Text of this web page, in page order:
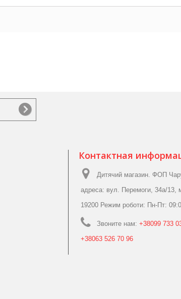
Контактная
Дитячий магазин. ФОП
адреса: вул. Перемоги, 34а/13,
19200 Режим роботи: Пн-Пт:
Звоните нам: +38099 733
+38063 526 70 96